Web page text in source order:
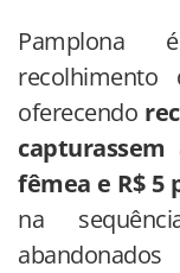
Pamplona
oferecendo
fêmea e R$ 5
na